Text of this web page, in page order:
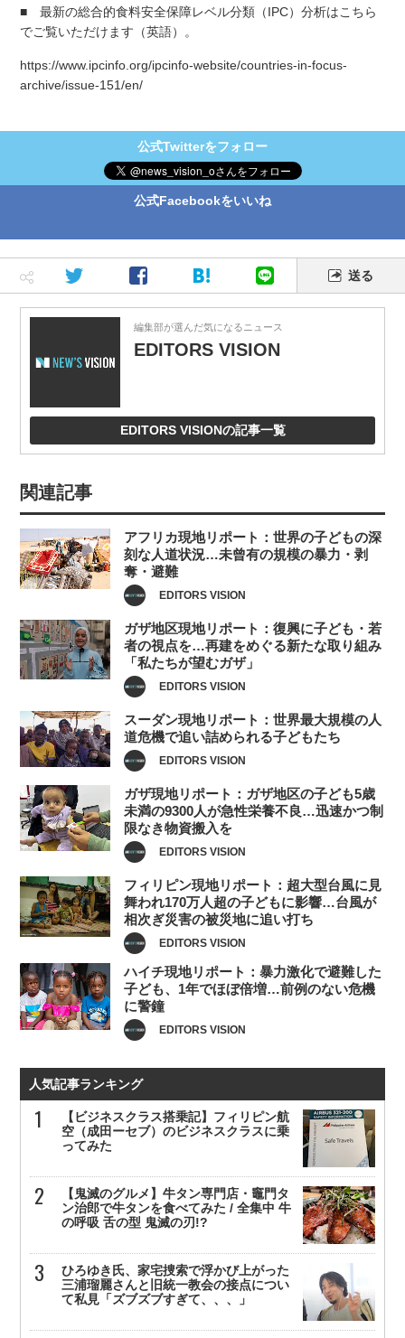
■ 最新の総合的食料安全保障レベル分類（IPC）分析はこちら
でご覧いただけます（英語）。
https://www.ipcinfo.org/ipcinfo-website/countries-in-focus-
archive/issue-151/en/
公式Twitterをフォロー
公式Facebookをいいね
送る
編集部が選んだ気になるニュース
EDITORS VISION
EDITORS VISIONの記事一覧
関連記事
アフリカ現地リポート：世界の子どもの深
刻な人道状況…未曾有の規模の暴力・剥
奪・避難
EDITORS VISION
ガザ地区現地リポート：復興に子ども・若
者の視点を…再建をめぐる新たな取り組み
「私たちが望むガザ」
EDITORS VISION
スーダン現地リポート：世界最大規模の人
道危機で追い詰められる子どもたち
EDITORS VISION
ガザ現地リポート：ガザ地区の子ども5歳
未満の9300人が急性栄養不良…迅速かつ制
限なき物資搬入を
EDITORS VISION
フィリピン現地リポート：超大型台風に見
舞われ170万人超の子どもに影響…台風が
相次ぎ災害の被災地に追い打ち
EDITORS VISION
ハイチ現地リポート：暴力激化で避難した
子ども、1年でほぼ倍増…前例のない危機
に警鐘
EDITORS VISION
人気記事ランキング
【ビジネスクラス搭乗記】フィリピン航
空（成田ーセブ）のビジネスクラスに乗
ってみた
【鬼滅のグルメ】牛タン専門店・竈門タ
ン治郎で牛タンを食べてみた / 全集中 牛
の呼吸 舌の型 鬼滅の刃!?
ひろゆき氏、家宅捜索で浮かび上がった
三浦瑠麗さんと旧統一教会の接点につい
て私見「ズブズブすぎて、、、」